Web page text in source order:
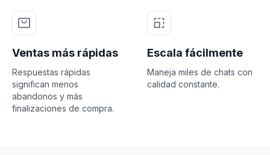
Ventas más rápidas
Respuestas rápidas
significan menos
abandonos y más
finalizaciones de compra.
Escala fácilmente
Maneja miles de chats con
calidad constante.